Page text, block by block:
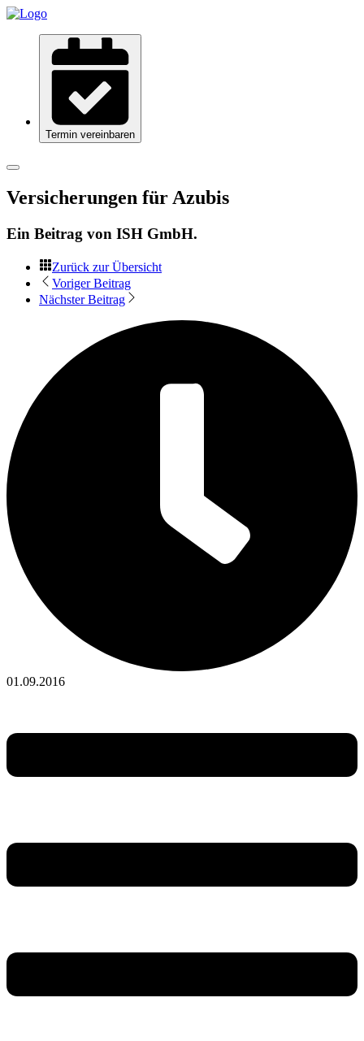
Termin vereinbaren
Versicherungen für Azubis
Ein Beitrag von ISH GmbH.
Zurück zur Übersicht
Voriger Beitrag
Nächster Beitrag
01.09.2016